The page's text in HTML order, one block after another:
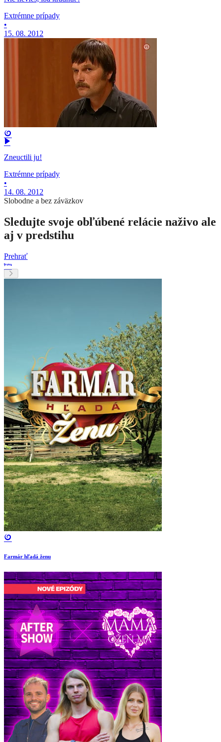
Extrémne prípady
•
15. 08. 2012
Zneuctili ju!
Extrémne prípady
•
14. 08. 2012
Slobodne a bez záväzkov
Sledujte svoje obľúbené relácie naživo ale
aj v predstihu
Prehrať
Farmár hľadá ženu